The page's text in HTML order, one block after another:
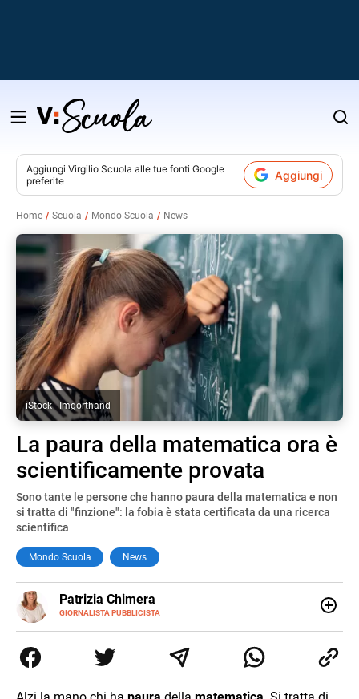
Salta
contenuto
Aggiungi Virgilio Scuola alle tue fonti Google
preferite
Aggiungi
Home Scuola Mondo Scuola News
iStock - Imgorthand
La paura della matematica ora è
scientificamente provata
Sono tante le persone che hanno paura della matematica e non
si tratta di "finzione": la fobia è stata certificata da una ricerca
scientifica
Mondo Scuola News
Patrizia Chimera
GIORNALISTA PUBBLICISTA
E-
MAIL
LINKEDIN
collaborato con grandi gruppi editoriali e agenzie di
comunicazione specializzandosi nella scrittura di articoli